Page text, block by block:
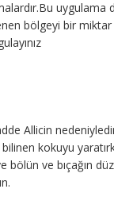
uygulama
bölgeyi bir
Allicin
kokuyu
bölün ve bıçağın